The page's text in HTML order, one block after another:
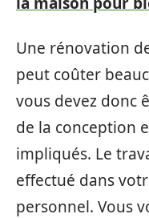
Une rénovation
peut coûter
vous devez donc
de la conception
impliqués. Le
effectué dans
personnel. Vous